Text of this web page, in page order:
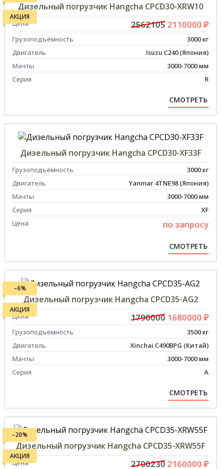
Дизельный погрузчик Hangcha CPCD30-XRW10
Цена 2562105 2110000 ₽
Грузоподъёмность
3000 кг
Двигатель
Isuzu C240 (Япония)
Мачты
3000-7000 мм
Серия
R
АКЦИЯ
СМОТРЕТЬ
Дизельный погрузчик Hangcha CPCD30-XF33F
Грузоподъёмность
3000 кг
Двигатель
Yanmar 4TNE98 (Япония)
Мачты
3000-7000 мм
Серия
XF
Цена
по запросу
СМОТРЕТЬ
Дизельный погрузчик Hangcha CPCD35-AG2
Цена 1790000 1680000 ₽
Грузоподъёмность
3500 кг
Двигатель
Xinchai C490BPG (Китай)
Мачты
3000-7000 мм
Серия
А
–6%
АКЦИЯ
СМОТРЕТЬ
Дизельный погрузчик Hangcha CPCD35-XRW55F
Цена 2700230 2160000 ₽
–20%
АКЦИЯ